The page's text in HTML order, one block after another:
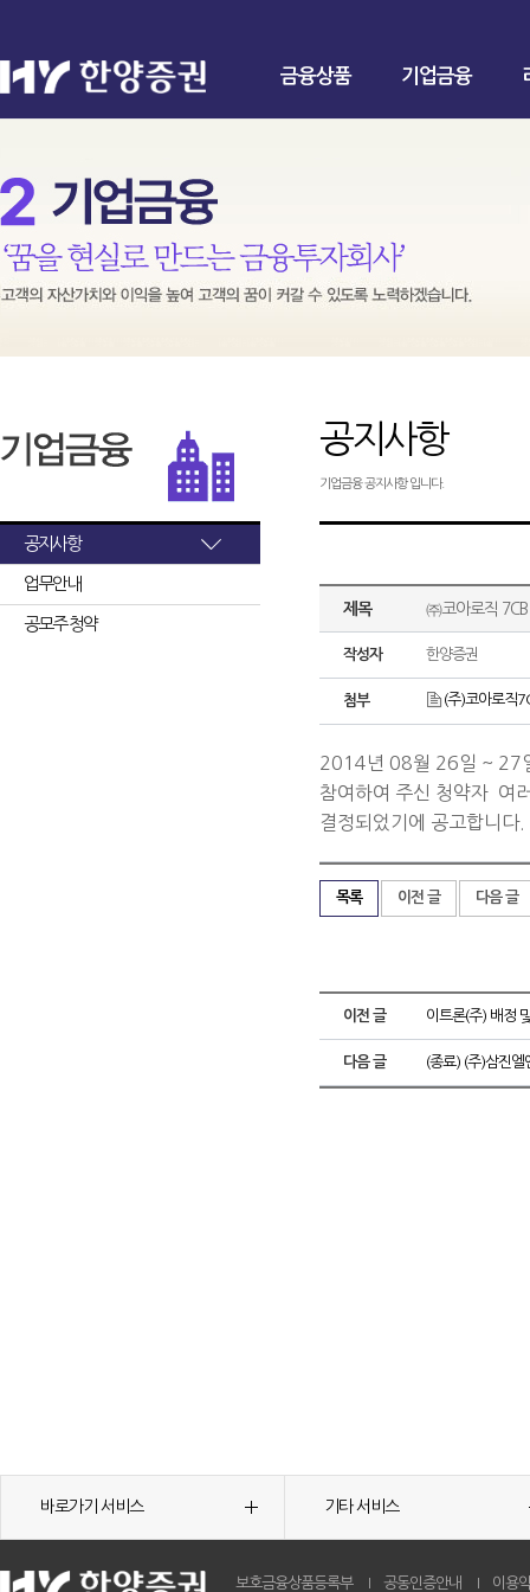
금융상품 기업금융
공지사항
업무안내
공모주 청약
공지사항
기업금융 공지사항 입니다.
제목 ㈜코아로직
작성자 한양증권
첨부 (주)코아로직
2014년 08월 26일 ~ 27
참여하여 주신 청약자 여
결정되었기에 공고합니다.
목록 이전 글 다음 글
이전 글 이트론(주) 배정
다음 글 (종료) (주)삼진엘
바로가기 서비스 기타 서비스
보호금융상품등록부 공동인증안내 이용